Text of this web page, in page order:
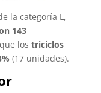
la categoría L,
143
los triciclos
(17 unidades).